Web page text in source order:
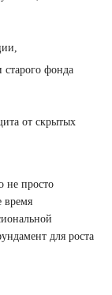
старого фонда
от скрытых
не просто
время
для роста